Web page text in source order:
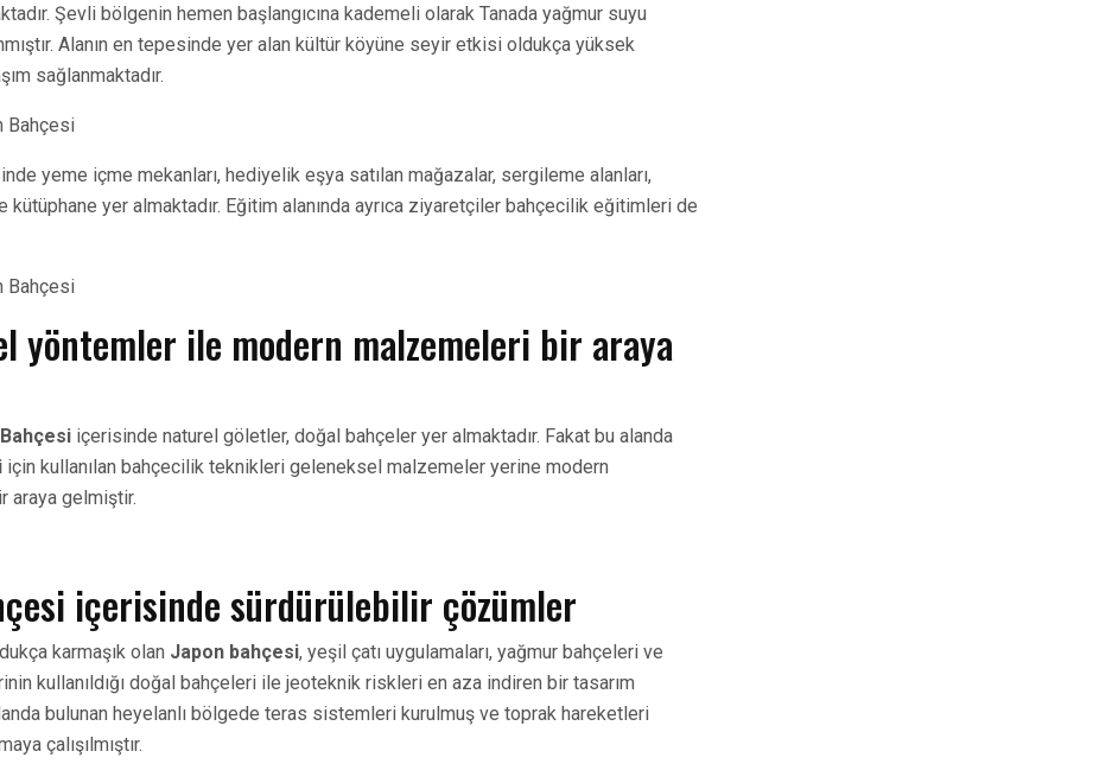
Şevli bölgenin hemen başlangıcına kademeli olarak Tanada yağmur suyu
Alanın en tepesinde yer alan kültür köyüne seyir etkisi oldukça yüksek
sağlanmaktadır.
yeme içme mekanları, hediyelik eşya satılan mağazalar, sergileme alanları,
yer almaktadır. Eğitim alanında ayrıca ziyaretçiler bahçecilik eğitimleri de
yöntemler ile modern malzemeleri bir araya
içerisinde naturel göletler, doğal bahçeler yer almaktadır. Fakat bu alanda
için kullanılan bahçecilik teknikleri geleneksel malzemeler yerine modern
araya gelmiştir.
içerisinde sürdürülebilir çözümler
karmaşık olan Japon bahçesi, yeşil çatı uygulamaları, yağmur bahçeleri ve
kullanıldığı doğal bahçeleri ile jeoteknik riskleri en aza indiren bir tasarım
bulunan heyelanlı bölgede teras sistemleri kurulmuş ve toprak hareketleri
çalışılmıştır.